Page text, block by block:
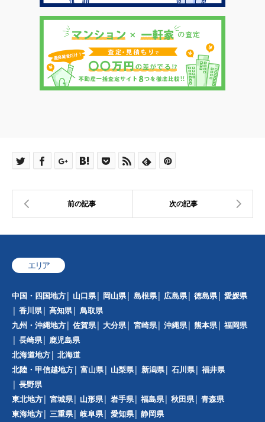
エリア
中国・四国地方 山口県 岡山県 島根県 広島県 徳島県
愛媛県
香川県
高知県
鳥取県
九州・沖縄地方
佐賀県 大分県 宮崎県 沖縄県 熊本県
福岡県
長崎県
鹿児島県
北海道地方
北海道
北陸・甲信越地方
富山県 山梨県 新潟県 石川県
福井県
長野県
東北地方
宮城県 山形県 岩手県 福島県 秋田県
青森県
東海地方
三重県 岐阜県 愛知県
静岡県